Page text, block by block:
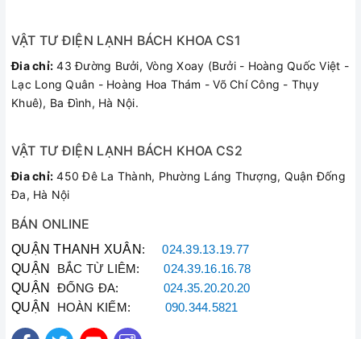
Khả năng giữ nóng của cà men cơm Tiger LWR-A092 trong
vòng 6h ở 66ºC, có thể dùng được trong lò Microwave để
hâm nóng. Hộp có nắp đậy rất kín, chắc chắc, bạn sẽ yên
được nhiệt độ và không bị ảnh hưởng bởi các tác nhân bên
VẬT TƯ ĐIỆN LẠNH BÁCH KHOA CS1
Đia chỉ: 43 Đường Bưởi, Vòng Xoay (Bưởi - Hoàng Quốc Việt -
Lạc Long Quân - Hoàng Hoa Thám - Võ Chí Công - Thụy
Khuê), Ba Đình, Hà Nội.
VẬT TƯ ĐIỆN LẠNH BÁCH KHOA CS2
Đia chỉ: 450 Đê La Thành, Phường Láng Thượng, Quận Đống
Đa, Hà Nội
BÁN ONLINE
QUẬN THANH XUÂN :024.39.13.19.77
QUẬN BẮC TỪ LIÊM:024.39.16.16.78
QUẬN ĐỐNG ĐA: 024.35.20.20.20
QUẬN HOÀN KIẾM: 090.344.5821